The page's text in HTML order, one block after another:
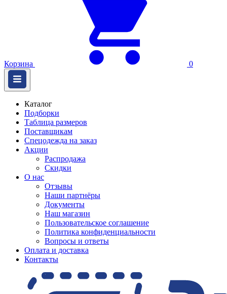
Корзина 0
Каталог
Подборки
Таблица размеров
Поставщикам
Спецодежда на заказ
Акции
Распродажа
Скидки
О нас
Отзывы
Наши партнёры
Документы
Наш магазин
Пользовательское соглашение
Политика конфиденциальности
Вопросы и ответы
Оплата и доставка
Контакты